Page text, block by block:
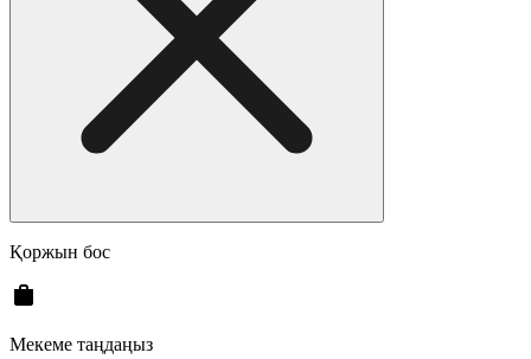
Қоржын бос
Мекеме таңдаңыз